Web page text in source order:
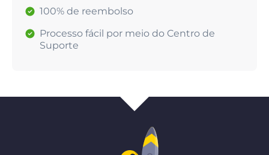
100% de reembolso
Processo fácil por meio do Centro de
Suporte